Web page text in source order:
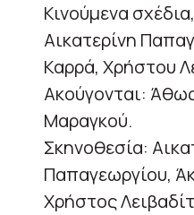
Κινούμενα
Αικατερίνη
Καρρά, Χρήστου
Ακούγονται:
Μαραγκού.
Σκηνοθεσία:
Παπαγεωργίου,
Χρήστος